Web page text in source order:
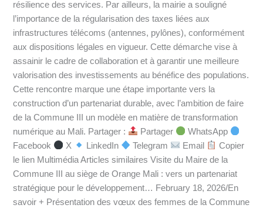
résilience des services. Par ailleurs, la mairie a souligné
l’importance de la régularisation des taxes liées aux
infrastructures télécoms (antennes, pylônes), conformément
aux dispositions légales en vigueur. Cette démarche vise à
assainir le cadre de collaboration et à garantir une meilleure
valorisation des investissements au bénéfice des populations.
Cette rencontre marque une étape importante vers la
construction d’un partenariat durable, avec l’ambition de faire
de la Commune III un modèle en matière de transformation
numérique au Mali. Partager :
Partager
WhatsApp
Facebook
X LinkedIn Telegram Email
Copier
le lien Multimédia Articles similaires Visite du Maire de la
Commune III au siège de Orange Mali : vers un partenariat
stratégique pour le développement… February 18, 2026/En
savoir + Présentation des vœux des femmes de la Commune